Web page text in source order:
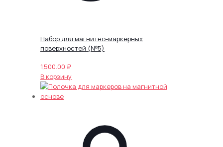
Набор для магнитно-маркерных
поверхностей (№5)
1,500.00 ₽
В корзину